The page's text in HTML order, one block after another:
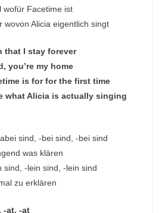
wofür Facetime ist
wovon Alicia eigentlich singt
that I stay forever
you’re my home
is for for the first time
what Alicia is actually singing
sind, -bei sind, -bei sind
was klären
sind, -lein sind, -lein sind
zu erklären
-at, -at